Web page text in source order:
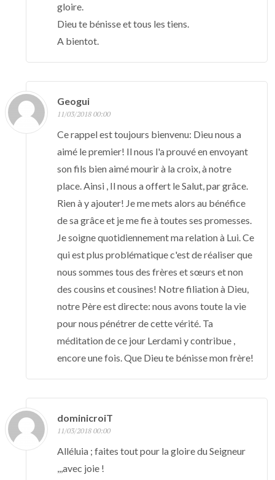
gloire.
Dieu te bénisse et tous les tiens.
A bientot.
Geogui
11/03/2018 00:00
Ce rappel est toujours bienvenu: Dieu nous a
aimé le premier! Il nous l'a prouvé en envoyant
son fils bien aimé mourir à la croix, à notre
place. Ainsi , Il nous a offert le Salut, par grâce.
Rien à y ajouter! Je me mets alors au bénéfice
de sa grâce et je me fie à toutes ses promesses.
Je soigne quotidiennement ma relation à Lui. Ce
qui est plus problématique c'est de réaliser que
nous sommes tous des frères et sœurs et non
des cousins et cousines! Notre filiation à Dieu,
notre Père est directe: nous avons toute la vie
pour nous pénétrer de cette vérité. Ta
méditation de ce jour Lerdami y contribue ,
encore une fois. Que Dieu te bénisse mon frère!
dominicroiT
11/03/2018 00:00
Alléluia ; faites tout pour la gloire du Seigneur
,,,avec joie !